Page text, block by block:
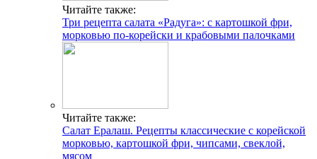
Читайте также:
Три рецепта салата «Радуга»: с картошкой фри,
морковью по-корейски и крабовыми палочками
Читайте также:
Салат Ералаш. Рецепты классические с корейской
морковью, картошкой фри, чипсами, свеклой,
мясом